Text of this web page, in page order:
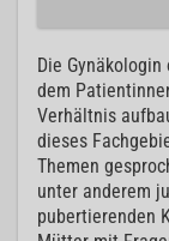
Die
dem
Verhältnis
dieses
Themen
unter anderem
pubertierenden